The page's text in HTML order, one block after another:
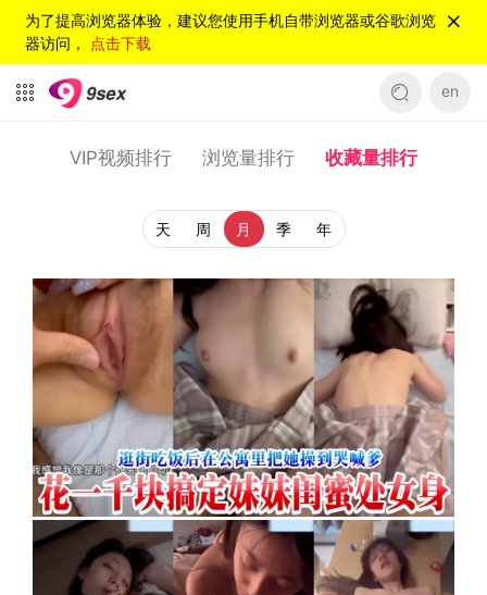
为了提高浏览器体验，建议您使用手机自带浏览器或谷歌浏览
器访问， 点击下载
en
VIP视频排行 浏览量排行 收藏量排行
天 周 月 季 年